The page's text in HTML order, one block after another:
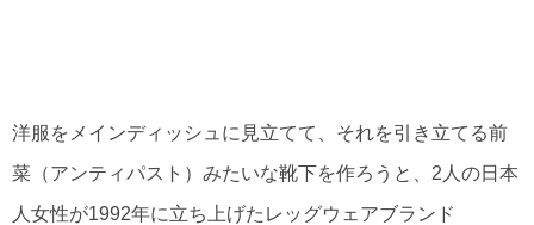
洋服をメインディッシュに見立てて、それを引き立てる前
菜（アンティパスト）みたいな靴下を作ろうと、2人の日本
人女性が1992年に立ち上げたレッグウェアブランド